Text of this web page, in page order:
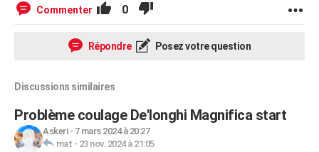
Commenter 0
Répondre Posez votre question
Discussions similaires
Problème coulage De'longhi Magnifica start
Askeri- 7 mars 2024 à 20:27
mat - 23 nov. 2024 à 21:05